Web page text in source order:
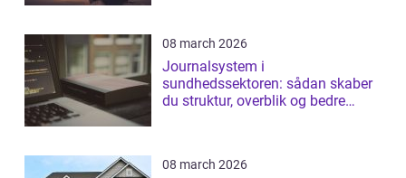
08 march 2026
Journalsystem i
sundhedssektoren: sådan skaber
du struktur, overblik og bedre
08 march 2026